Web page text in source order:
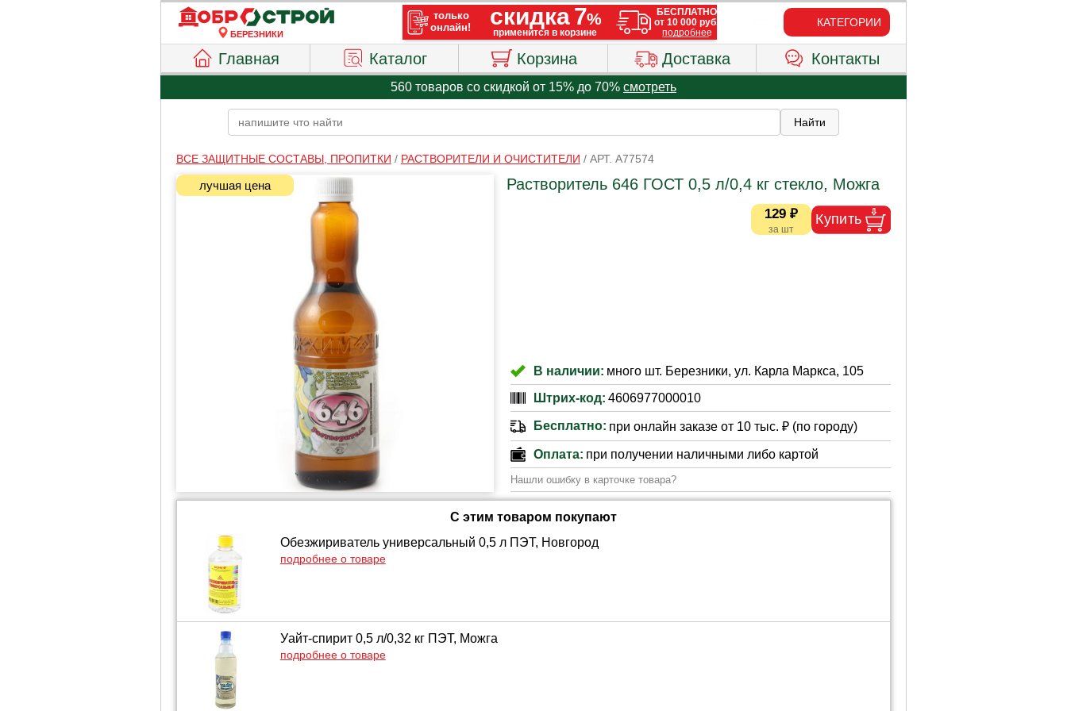
БЕРЕЗНИКИ
КАТЕГОРИИ
Главная Каталог Корзина Доставка Контакты
560 товаров со скидкой от 15% до 70% смотреть
ВСЕ ЗАЩИТНЫЕ СОСТАВЫ, ПРОПИТКИ / РАСТВОРИТЕЛИ И ОЧИСТИТЕЛИ / АРТ. A77574
Растворитель 646 ГОСТ 0,5 л/0,4 кг стекло, Можга
129 ₽
В наличии: много шт. Березники, ул. Карла Маркса, 105
Штрих-код: 4606977000010
Бесплатно: при онлайн заказе от 10 тыс. ₽ (по городу)
Оплата: при получении наличными либо картой
Нашли ошибку в карточке товара?
С этим товаром покупают
Обезжириватель универсальный 0,5 л ПЭТ, Новгород
подробнее о товаре
Уайт-спирит 0,5 л/0,32 кг ПЭТ, Можга
подробнее о товаре